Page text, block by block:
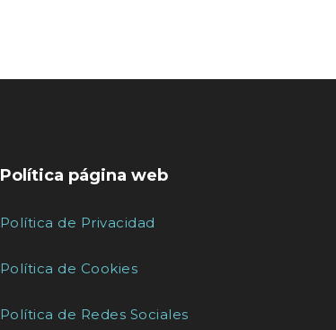
Política página web
Política de Privacidad
Política de Cookies
Política de Redes Sociales